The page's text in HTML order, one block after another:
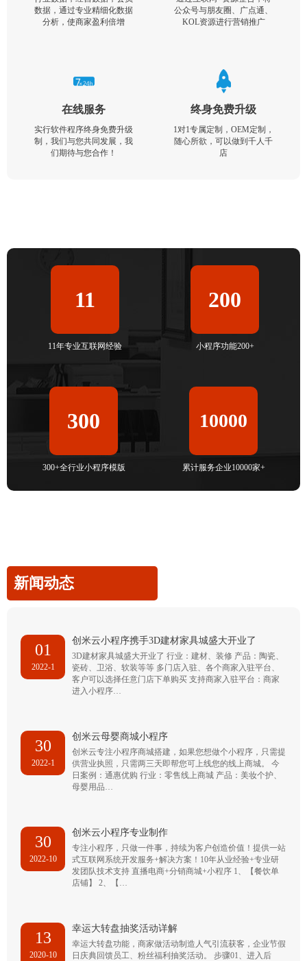
数据，通过专业精细化数据
分析，使商家盈利倍增
公众号与朋友圈、广点通、
KOL资源进行营销推广
在线服务
实行软件程序终身免费升级
制，我们与您共同发展，我
们期待与您合作！
终身免费升级
1对1专属定制，OEM定制，
随心所欲，可以做到千人千
店
11
11年专业互联网经验
200
小程序功能200+
300
300+全行业小程序模版
10000
累计服务企业10000家+
新闻动态
01
2022-1
创米云小程序携手3D建材家具城盛大开业了
3D建材家具城盛大开业了 行业：建材、装修 产品：陶瓷、
瓷砖、卫浴、软装等等 多门店入驻、各个商家入驻平台、
客户可以选择任意门店下单购买 支持商家入驻平台：商家
进入小程序…
30
2022-1
创米云母婴商城小程序
创米云专注小程序商城搭建，如果您想做个小程序，只需提
供营业执照，只需两三天即帮您可上线您的线上商城。 今
日案例：通惠优购 行业：零售线上商城 产品：美妆个护、
母婴用品…
30
2022-10
创米云小程序专业制作
专注小程序，只做一件事，持续为客户创造价值！提供一站
式互联网系统开发服务+解决方案！10年从业经验+专业研
发团队技术支持 直播电商+分销商城+小程序 1、【餐饮单
店铺】 2、【…
13
2020-10
幸运大转盘抽奖活动详解
幸运大转盘功能，商家做活动制造人气引流获客，企业节假
日庆典回馈员工、粉丝福利抽奖活动。 步骤01、进入后